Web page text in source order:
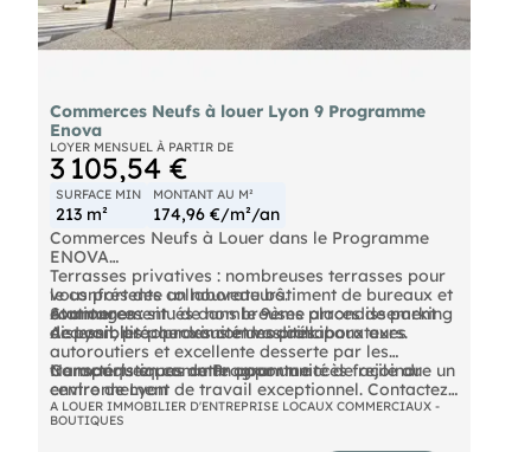
Commerces Neufs à louer Lyon 9 Programme
Enova
LOYER MENSUEL À PARTIR DE
3 105,54 €
SURFACE MIN
213 m²
MONTANT AU M²
174,96 €/m²/an
Commerces Neufs à Louer dans le Programme
ENOVA
vous présente un nouveau bâtiment de bureaux et
commerces situés dans le 9ème arrondissement
de Lyon, proche des commodités.
Caractéristiques du Programme :
Terrasses privatives : nombreuses terrasses pour
le confort des collaborateurs.
Stationnement : de nombreuses places de parking
disponibles pour vous et vos collaborateurs.
Avantages :
Accessibilité : proximité des principaux axes
autoroutiers et excellente desserte par les
transports en commun pour un accès facile au
centre de Lyon
Ne manquez pas cette opportunité de rejoindre un
environnement de travail exceptionnel. Contactez-
nous dès aujourd'hui pour visiter ce bien unique !
A LOUER IMMOBILIER D'ENTREPRISE LOCAUX COMMERCIAUX -
BOUTIQUES